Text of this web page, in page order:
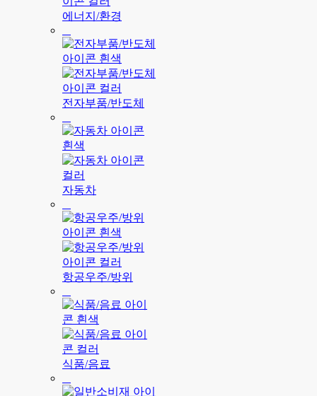
에너지/환경
전자부품/반도체
자동차
항공우주/방위
식품/음료